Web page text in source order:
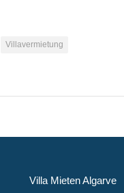
Villavermietung
Villa Mieten Algarve